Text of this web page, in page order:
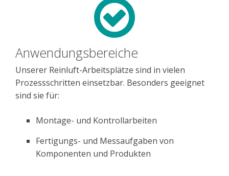
Anwendungsbereiche
Unserer Reinluft-Arbeitsplätze sind in vielen
Prozessschritten einsetzbar. Besonders geeignet
sind sie für:
Montage- und Kontrollarbeiten
Fertigungs- und Messaufgaben von
Komponenten und Produkten